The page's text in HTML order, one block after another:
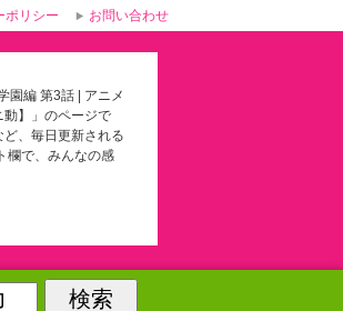
園編 第3話 | アニメ
】」のページで
、毎日更新される
欄で、みんなの感
ポリシー お問い合わせ